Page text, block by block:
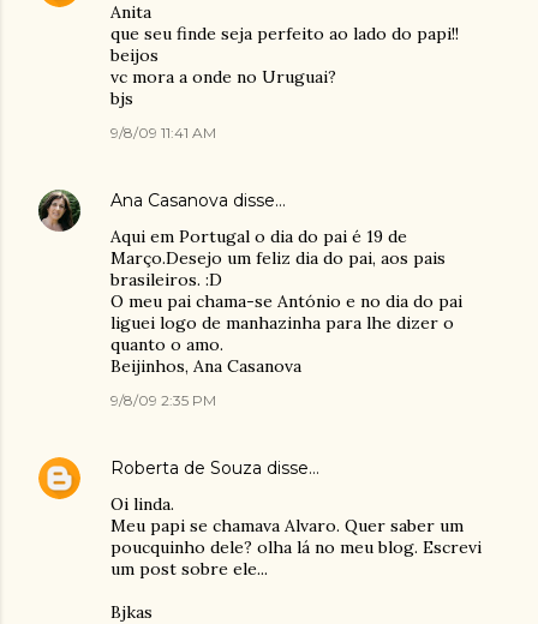
Anita
que seu finde seja perfeito ao lado do papi!!
beijos
vc mora a onde no Uruguai?
bjs
9/8/09 11:41 AM
Ana Casanova disse…
Aqui em Portugal o dia do pai é 19 de
Março.Desejo um feliz dia do pai, aos pais
brasileiros. :D
O meu pai chama-se António e no dia do pai
liguei logo de manhazinha para lhe dizer o
quanto o amo.
Beijinhos, Ana Casanova
9/8/09 2:35 PM
Roberta de Souza disse…
Oi linda.
Meu papi se chamava Alvaro. Quer saber um
poucquinho dele? olha lá no meu blog. Escrevi
um post sobre ele...
Bjkas